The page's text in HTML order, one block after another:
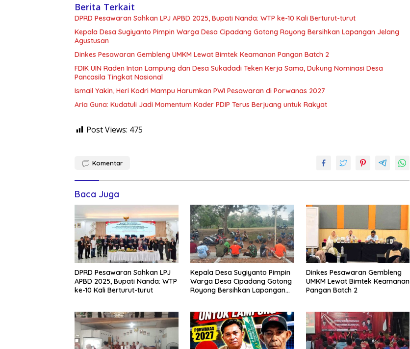
Berita Terkait
DPRD Pesawaran Sahkan LPJ APBD 2025, Bupati Nanda: WTP ke-10 Kali Berturut-turut
Kepala Desa Sugiyanto Pimpin Warga Desa Cipadang Gotong Royong Bersihkan Lapangan Jelang
Agustusan
Dinkes Pesawaran Gembleng UMKM Lewat Bimtek Keamanan Pangan Batch 2
FDIK UIN Raden Intan Lampung dan Desa Sukadadi Teken Kerja Sama, Dukung Nominasi Desa
Pancasila Tingkat Nasional
Ismail Yakin, Heri Kodri Mampu Harumkan PWI Pesawaran di Porwanas 2027
Aria Guna: Kudatuli Jadi Momentum Kader PDIP Terus Berjuang untuk Rakyat
Post Views: 475
Komentar
Baca Juga
DPRD Pesawaran Sahkan LPJ
APBD 2025, Bupati Nanda: WTP
ke-10 Kali Berturut-turut
Kepala Desa Sugiyanto Pimpin
Warga Desa Cipadang Gotong
Royong Bersihkan Lapangan
Dinkes Pesawaran Gembleng
UMKM Lewat Bimtek Keamanan
Pangan Batch 2